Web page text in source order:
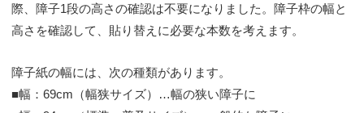
際、障子1段の高さの確認は不要になりました。障子枠の幅と
高さを確認して、貼り替えに必要な本数を考えます。
障子紙の幅には、次の種類があります。
■幅：69cm（幅狭サイズ）…幅の狭い障子に